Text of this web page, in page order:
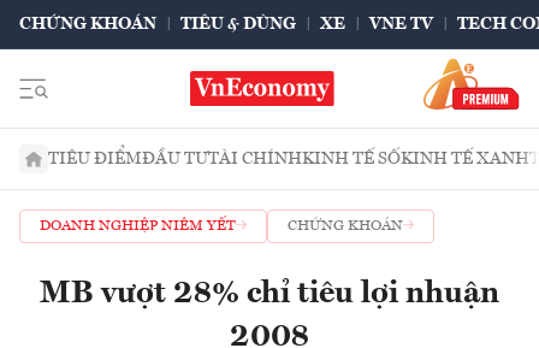
CHỨNG KHOÁN TIÊU & DÙNG XE VNE TV TECH
TIÊU ĐIỂMĐẦU TƯTÀI CHÍNHKINH TẾ SỐKINH TẾ XANH
DOANH NGHIỆP NIÊM YẾT CHỨNG KHOÁN
MB vượt 28% chỉ tiêu lợi nhuận
2008